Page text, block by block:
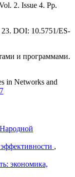
2. Issue 4. Pp.
23. DOI: 10.5751/ES-
и программами.
in Networks and
,
экономика,